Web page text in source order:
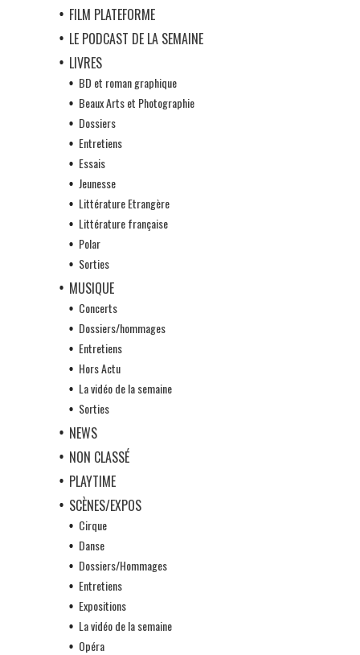
FILM PLATEFORME
LE PODCAST DE LA SEMAINE
LIVRES
BD et roman graphique
Beaux Arts et Photographie
Dossiers
Entretiens
Essais
Jeunesse
Littérature Etrangère
Littérature française
Polar
Sorties
MUSIQUE
Concerts
Dossiers/hommages
Entretiens
Hors Actu
La vidéo de la semaine
Sorties
NEWS
NON CLASSÉ
PLAYTIME
SCÈNES/EXPOS
Cirque
Danse
Dossiers/Hommages
Entretiens
Expositions
La vidéo de la semaine
Opéra